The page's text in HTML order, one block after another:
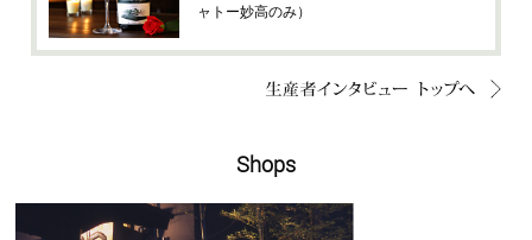
ャトー妙高のみ）
Shops